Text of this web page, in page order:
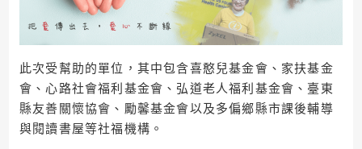
此次受幫助的單位，其中包含喜憨兒基金會、家扶基金
會、心路社會福利基金會、弘道老人福利基金會、臺東
縣友善關懷協會、勵馨基金會以及多偏鄉縣市課後輔導
與閱讀書屋等社福機構。